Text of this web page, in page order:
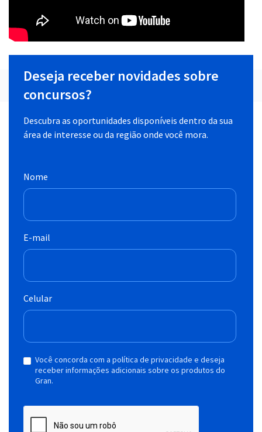
Deseja receber novidades sobre
concursos?
Descubra as oportunidades disponíveis dentro da sua
área de interesse ou da região onde você mora.
Nome
E-mail
Celular
Você concorda com a política de privacidade e deseja
receber informações adicionais sobre os produtos do
Gran.